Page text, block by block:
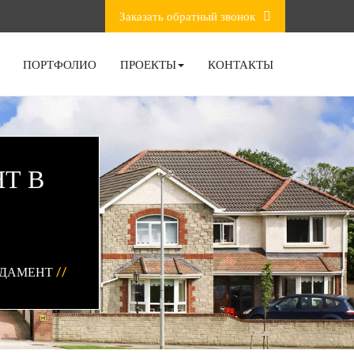
Заказать обратный звонок
ПОРТФОЛИО ПРОЕКТЫ КОНТАКТЫ
В
//